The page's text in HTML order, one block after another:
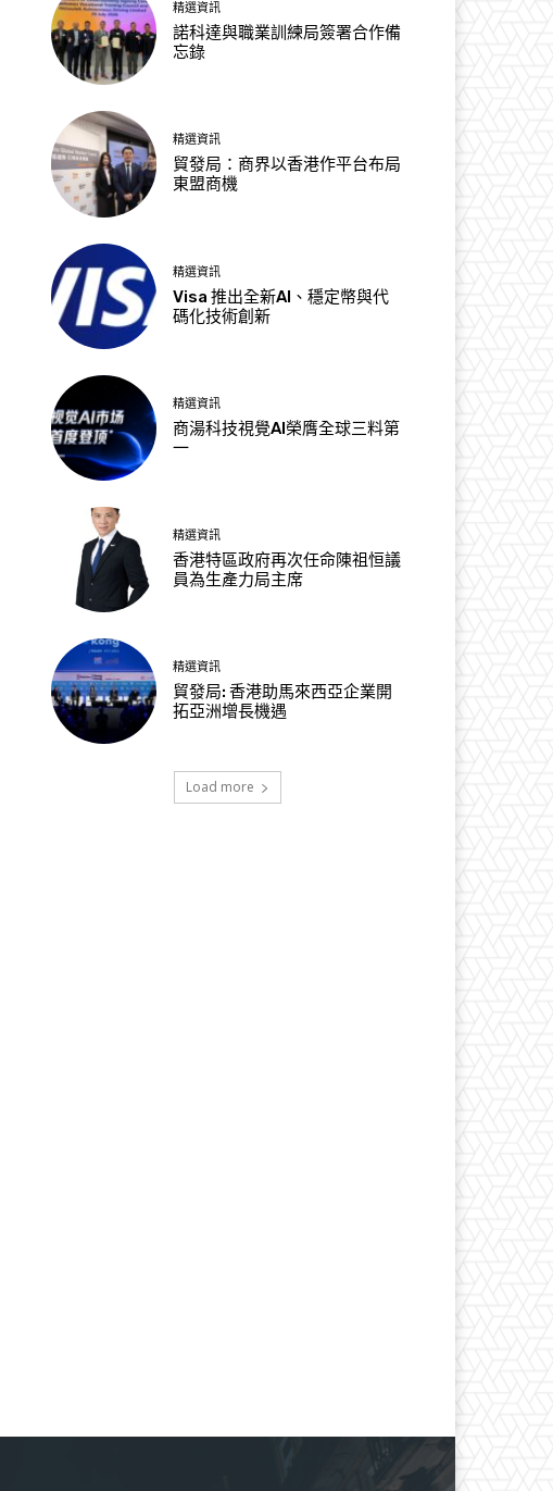
精選資訊
諾科達與職業訓練局簽署合作備
忘錄
精選資訊
貿發局：商界以香港作平台布局
東盟商機
精選資訊
Visa 推出全新AI、穩定幣與代
碼化技術創新
精選資訊
商湯科技視覺AI榮膺全球三料第
一
精選資訊
香港特區政府再次任命陳祖恒議
員為生產力局主席
精選資訊
貿發局: 香港助馬來西亞企業開
拓亞洲增長機遇
Load more